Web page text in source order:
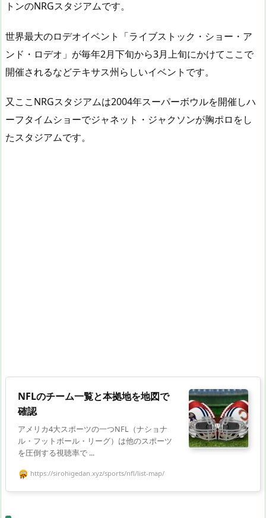
トンのNRGスタジアムです。
世界最大のロデオイベント「ライブストック・ショー・ア
ンド・ロデオ」が毎年2月下旬から3月上旬にかけてここで
開催されるなどテキサス州らしいイベントです。
又ここNRGスタジアムは2004年スーパーボウルを開催しハ
ーフタイムショーでジャネット・ジャクソンが胸ポロをし
たスタジアムです。
NFLのチーム一覧と本拠地を地図で
確認
アメリカ4大スポーツの一つNFL（ナショナ
ル・フットボール・リーグ）は他のスポーツ
を圧倒する視聴率で ...
https://sirohigedan.xyz/sports/nfl/list-map/